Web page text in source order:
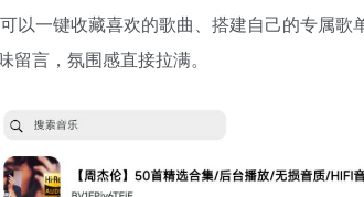
以一键收藏喜欢的歌曲、搭建自己的专属歌
言，氛围感直接拉满。